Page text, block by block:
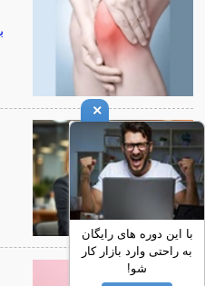
×
با این دوره های رایگان
به راحتی وارد بازار کار
شو!